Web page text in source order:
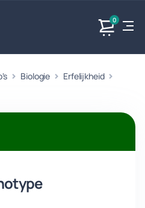
0
Producten
Biologie
Erfelijkheid